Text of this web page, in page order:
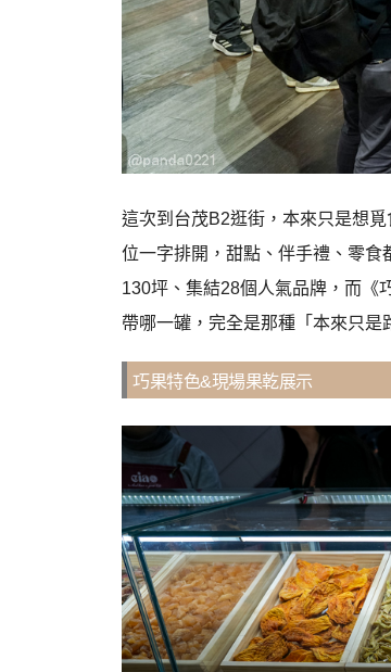
這次到台茂B2逛街，本來只是想
位一字排開，甜點、伴手禮、零
130坪、集結28個人氣品牌，而《
帶哪一罐，完全是那種「本來只是
巧果特色&現場果乾展示